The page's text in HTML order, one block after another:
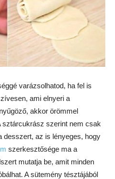
varázsolhatod, ha fel is
ami elnyeri a
akkor örömmel
sztárcukrász szerint nem csak
desszert, az is lényeges, hogy
szerkesztősége ma a
mutatja be, amit minden
A sütemény tésztájából